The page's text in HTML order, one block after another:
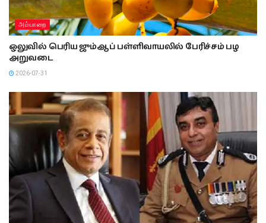
அம்பாறை
ஒலுவில் பெரிய ஜும்ஆப் பள்ளிவாயலில் பேரிச்சம் பழ
அறுவடை
2026-07-31